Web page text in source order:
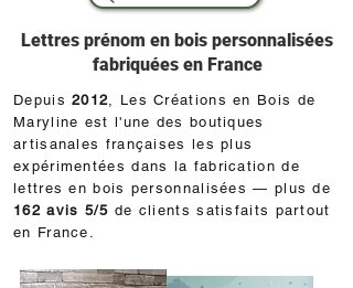
Lettres prénom en bois personnalisées
fabriquées en France
Depuis 2012, Les Créations en Bois de
Maryline est l'une des boutiques
artisanales françaises les plus
expérimentées dans la fabrication de
lettres en bois personnalisées — plus de
162 avis 5/5 de clients satisfaits partout
en France.